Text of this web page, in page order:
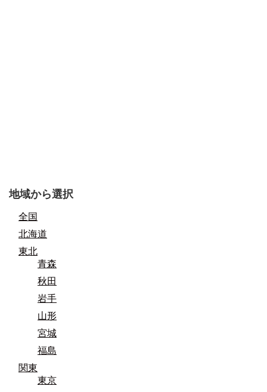
地域から選択
全国
北海道
東北
青森
秋田
岩手
山形
宮城
福島
関東
東京